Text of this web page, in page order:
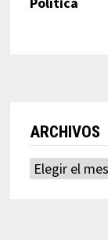
ARCHIVOS
Archivos